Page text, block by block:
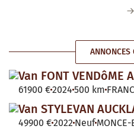
ANNONCES
Van FONT VENDôME
61900 €2024 500 km
Van STYLEVAN
49900 €2022 Neuf